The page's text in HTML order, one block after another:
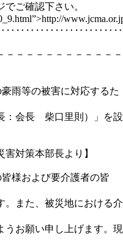
ご確認下さい。
－－－－－－－－－－－－
雨等の被害に対応するた
：会長 柴口里則）」を設
対策本部長より】
様および要介護者の皆
。また、被災地における介
うお願い申し上げます。現